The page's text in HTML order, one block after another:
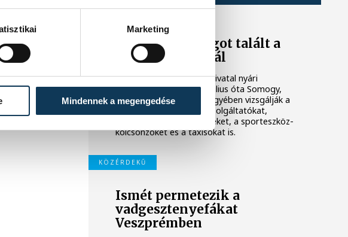
Marketing
Mindennek a megengedése
Rengeteg
szabálytalanságot talált a
NAV a Balatonnál
A Nemzeti Adó- és Vámhivatal nyári
ellenőrzéssorozatában július óta Somogy,
Veszprém és Zala vármegyében vizsgálják a
legforgalmasabb nyári szolgáltatókat,
köztük a vendéglátóhelyeket, a sporteszköz-
kölcsönzőket és a taxisokat is.
KÖZÉRDEKŰ
Ismét permetezik a
vadgesztenyefákat
Veszprémben